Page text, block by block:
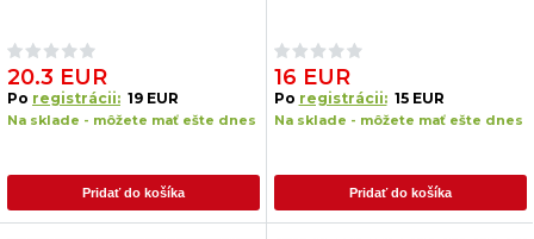
20.3 EUR
Po registrácii: 19 EUR
Na sklade - môžete mať ešte dnes
Pridať do košíka
16 EUR
Po registrácii: 15 EUR
Na sklade - môžete mať ešte dnes
Pridať do košíka